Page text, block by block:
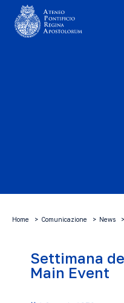
Home Comunicazione News
Settimana
Main Event